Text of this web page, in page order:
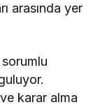
arasında yer
karar alma